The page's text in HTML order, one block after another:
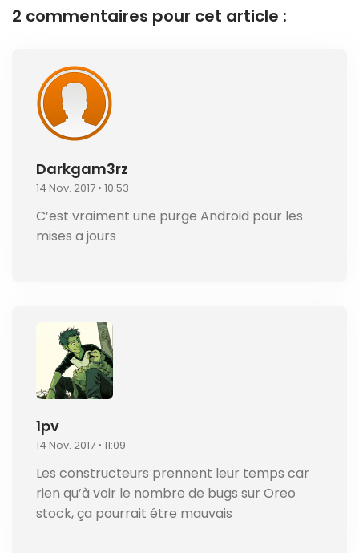
2 commentaires pour cet article :
Darkgam3rz
14 Nov. 2017 • 10:53
C’est vraiment une purge Android pour les
mises a jours
1pv
14 Nov. 2017 • 11:09
Les constructeurs prennent leur temps car
rien qu’à voir le nombre de bugs sur Oreo
stock, ça pourrait être mauvais